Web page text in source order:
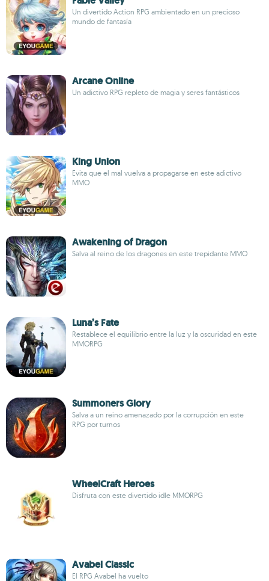
Un divertido Action RPG ambientado en un precioso
mundo de fantasía
Arcane Online
Un adictivo RPG repleto de magia y seres fantásticos
King Union
Evita que el mal vuelva a propagarse en este adictivo
MMO
Awakening of Dragon
Salva al reino de los dragones en este trepidante MMO
Luna’s Fate
Restablece el equilibrio entre la luz y la oscuridad en este
MMORPG
Summoners Glory
Salva a un reino amenazado por la corrupción en este
RPG por turnos
WheelCraft Heroes
Disfruta con este divertido idle MMORPG
Avabel Classic
El RPG Avabel ha vuelto